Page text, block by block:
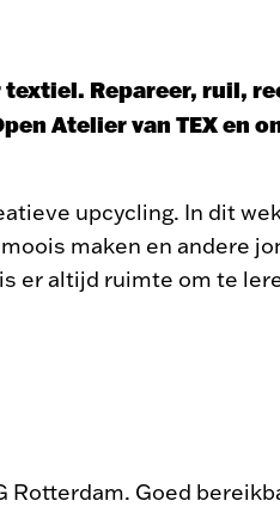
Repareer, ruil,
Atelier van TEX en
upcycling. In dit
maken en andere
er altijd ruimte om te
Rotterdam. Goed